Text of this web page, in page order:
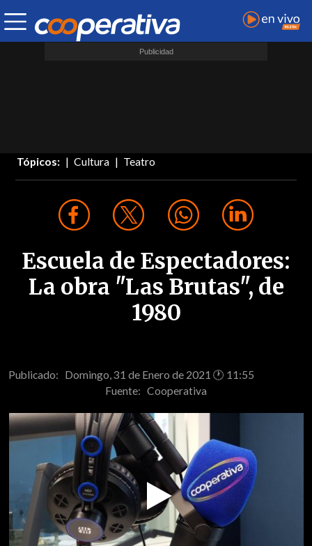
Tópicos: Cultura Teatro
Escuela de Espectadores:
La obra "Las Brutas", de
1980
Publicado: Domingo, 31 de Enero de 2021 🕐 11:55
Fuente: Cooperativa
Play
Video